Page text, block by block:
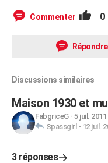
Commenter 0
Répondre
Discussions similaires
Maison 1930 et
FabgriceG- 5 juil. 2011
Spassgirl - 12 juil.
3 réponses